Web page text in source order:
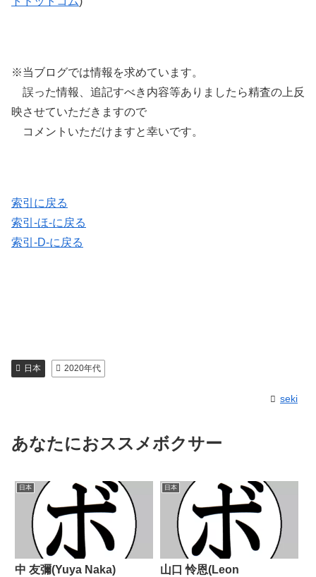
※当ブログでは情報を求めています。
誤った情報、追記すべき内容等ありましたら精査の上反
映させていただきますので
コメントいただけますと幸いです。
索引に戻る
索引-ほ-に戻る
索引-D-に戻る
日本 2020年代
seki
あなたにおススメボクサー
日本
中 友彌(Yuya Naka)
日本
山口 怜恩(Leon